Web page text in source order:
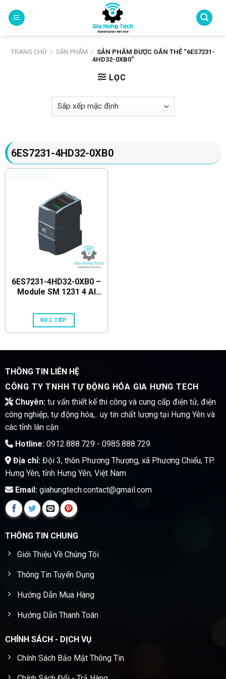
TRANG CHỦ / SẢN PHẨM / SẢN PHẨM ĐƯỢC GẮN THẺ “6ES7231-
4HD32-0XB0”
LỌC
6ES7231-4HD32-0XB0
6ES7231-4HD32-0XB0 –
Module SM 1231 4 AI
ĐỌC TIẾP
THÔNG TIN LIÊN HỆ
CÔNG TY TNHH TỰ ĐỘNG HÓA GIA HƯNG TECH
Chuyên:tư vấn thiết kế thi công và cung cấp điện tử, điện
công nghiệp, tự động hóa,.. uy tín chất lượng tại Hưng Yên và
các tỉnh lân cận
Hotline:0912.888.729 - 0985.888.729
Địa chỉ:Đội 3, thôn Phương Thượng, xã Phương Chiểu, TP.
Hưng Yên, tỉnh Hưng Yên, Việt Nam
Email:giahungtech.contact@gmail.com
THÔNG TIN CHUNG
Giới Thiệu Về Chúng Tôi
Thông Tin Tuyển Dụng
Hướng Dẫn Mua Hàng
Hướng Dẫn Thanh Toán
CHÍNH SÁCH - DỊCH VỤ
Chính Sách Bảo Mật Thông Tin